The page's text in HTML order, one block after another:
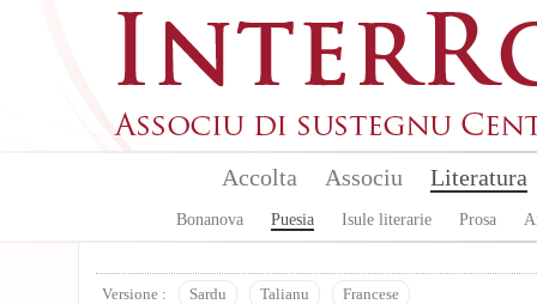
Accolta Associu Literatura
Bonanova Puesia Isule literarie Prosa
Versione : Sardu Talianu Francese